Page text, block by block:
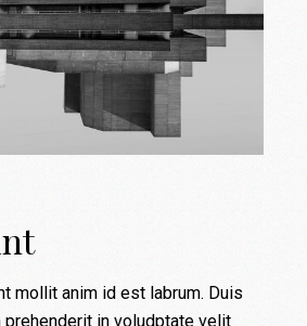
mollit anim id est labrum. Duis
prehenderit in voludptate velit